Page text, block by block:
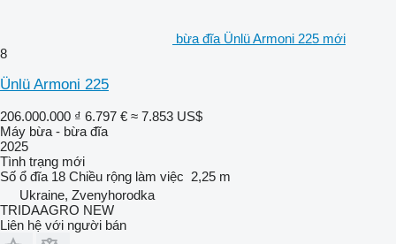
bừa đĩa Ünlü Armoni 225 mới
8
Ünlü Armoni 225
206.000.000 ₫ 6.797 € ≈ 7.853 US$
Máy bừa - bừa đĩa
2025
Tình trạng mới
Số ổ đĩa 18 Chiều rộng làm việc 2,25 m
Ukraine, Zvenyhorodka
TRIDAAGRO NEW
Liên hệ với người bán